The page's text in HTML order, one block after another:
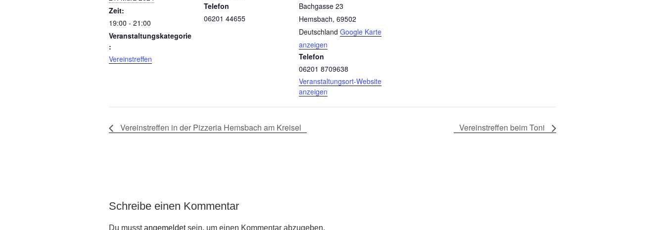
Zeit:
19:00 - 21:00
Veranstaltungskategorie
:
Vereinstreffen
Telefon
06201 44655
Bachgasse 23
Hemsbach, 69502
Deutschland Google Karte
anzeigen
Telefon
06201 8709638
Veranstaltungsort-Website
anzeigen
Vereinstreffen in der Pizzeria Hemsbach am Kreisel Vereinstreffen beim Toni
Schreibe einen Kommentar
Du musstangemeldetsein, um einen Kommentar abzugeben.